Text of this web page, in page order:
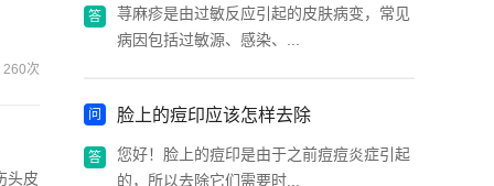
260次
头皮
荨麻疹是由过敏反应引起的皮肤病变，常见
病因包括过敏源、感染、...
脸上的痘印应该怎样去除
您好！脸上的痘印是由于之前痘痘炎症引起
的，所以去除它们需要时...